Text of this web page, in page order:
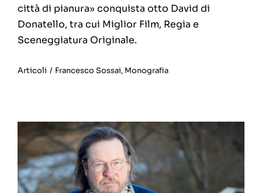
città di pianura» conquista otto David di
Donatello, tra cui Miglior Film, Regia e
Sceneggiatura Originale.
Articoli / Francesco Sossai, Monografia